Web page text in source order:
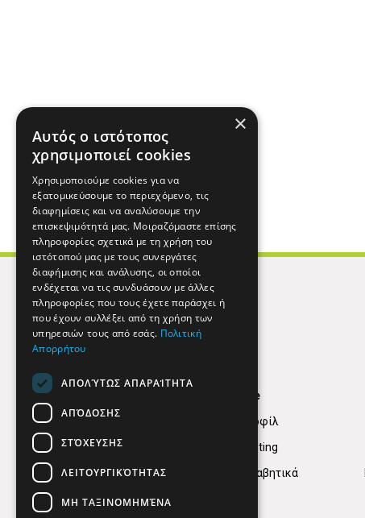
Find Here
Εταιρικό Προφίλ
Digital marketing
Κατηγορίες Αλφαβητικά
×
Αυτός ο ιστότοπος
χρησιμοποιεί cookies
Χρησιμοποιούμε cookies για να
εξατομικεύσουμε το περιεχόμενο, τις
διαφημίσεις και να αναλύσουμε την
επισκεψιμότητά μας. Μοιραζόμαστε επίσης
πληροφορίες σχετικά με τη χρήση του
ιστότοπού μας με τους συνεργάτες
διαφήμισης και ανάλυσης, οι οποίοι
ενδέχεται να τις συνδυάσουν με άλλες
πληροφορίες που τους έχετε παράσχει ή
που έχουν συλλέξει από τη χρήση των
υπηρεσιών τους από εσάς. Πολιτική
Απορρήτου
ΑΠΟΛΎΤΩΣ ΑΠΑΡΑΊΤΗΤΑ
ΑΠΌΔΟΣΗΣ
ΣΤΌΧΕΥΣΗΣ
ΛΕΙΤΟΥΡΓΙΚΌΤΗΤΑΣ
ΜΗ ΤΑΞΙΝΟΜΗΜΈΝΑ